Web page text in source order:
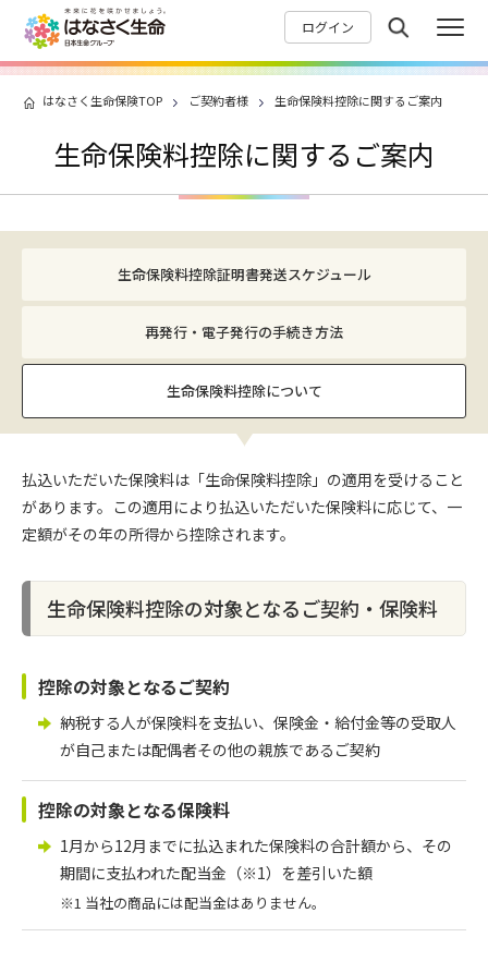
ログイン
はなさく生命保険TOP ご契約者様 生命保険料控除に関するご案内
生命保険料控除に関するご案内
生命保険料控除証明書発送スケジュール
再発行・電子発行の手続き方法
生命保険料控除について
払込いただいた保険料は「生命保険料控除」の適用を受けること
があります。この適用により払込いただいた保険料に応じて、一
定額がその年の所得から控除されます。
生命保険料控除の対象となるご契約・保険料
控除の対象となるご契約
納税する人が保険料を支払い、保険金・給付金等の受取人
が自己または配偶者その他の親族であるご契約
控除の対象となる保険料
1月から12月までに払込まれた保険料の合計額から、その
期間に支払われた配当金（※1）を差引いた額
※1 当社の商品には配当金はありません。